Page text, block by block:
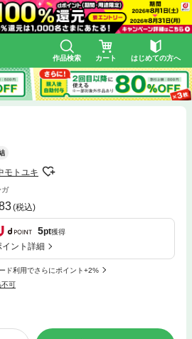
作品検索 カート はじめての方へ
モトユキ
ガ
(税込)
5pt獲得
イント詳細
ド利用でさらにポイント+2%
不可